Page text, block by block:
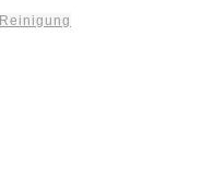
Reinigung